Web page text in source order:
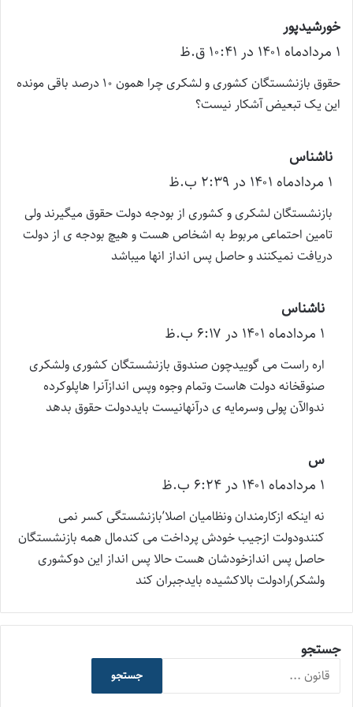
خورشیدپور
ف
ت
:
۱ مرداد‌ماه ۱۴۰۱ در ۱۰:۴۱ ق.ظ
حقوق بازنشستگان کشوری و لشکری چرا همون ۱۰ درصد باقی مونده
این یک تبعیض آشکار نیست؟
ناشناس
ف
ت
:
۱ مرداد‌ماه ۱۴۰۱ در ۲:۳۹ ب.ظ
بازنشستگان لشکری و کشوری از بودجه دولت حقوق میگیرند ولی
تامین احتماعی مربوط به اشخاص هست و هیچ بودجه ی از دولت
دریافت نمیکنند و حاصل پس انداز انها میباشد
ناشناس
ف
ت
:
۱ مرداد‌ماه ۱۴۰۱ در ۶:۱۷ ب.ظ
اره راست می گوییدچون صندوق بازنشستگان کشوری ولشکری
صنوقخانه دولت هاست وتمام وجوه وپس اندازآنرا هاپلوکرده
ندوالآن پولی وسرمایه ی درآنهانیست بایددولت حقوق بدهد
س
ف
ت
:
۱ مرداد‌ماه ۱۴۰۱ در ۶:۲۴ ب.ظ
نه اینکه ازکارمندان ونظامیان اصلا’بازنشستگی کسر نمی
کنندودولت ازجیب خودش پرداخت می کندمال همه بازنشستگان
حاصل پس اندازخودشان هست حالا پس انداز این دوکشوری
ولشکر)رادولت بالاکشیده بایدجبران کند
جستجو
جستجو